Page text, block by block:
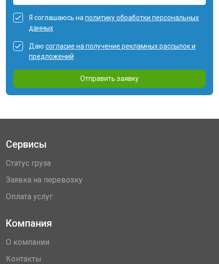
Я соглашаюсь на политику обработки персональных
данных
Даю согласие на получение рекламных рассылок и
предложений
Отправить заявку
Сервисы
Статус груза
Заявка на перевозку
Оплата услуг
Компания
О компании
Контакты